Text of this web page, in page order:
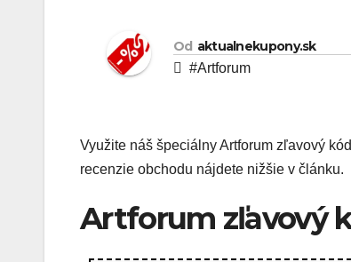
Od aktualnekupony.sk
#Artforum
Využite náš špeciálny Artforum zľavový
recenzie obchodu nájdete nižšie v článku.
Artforum zľavový